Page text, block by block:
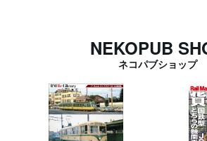
NEKOPUB
ネコパブショップ